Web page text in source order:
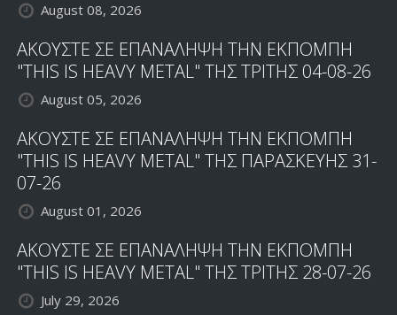
August 08, 2026
ΑΚΟΥΣΤΕ ΣΕ ΕΠΑΝΑΛΗΨΗ ΤΗΝ ΕΚΠΟΜΠΗ
"THIS IS HEAVY METAL" ΤΗΣ ΤΡΙΤΗΣ 04-08-26
August 05, 2026
ΑΚΟΥΣΤΕ ΣΕ ΕΠΑΝΑΛΗΨΗ ΤΗΝ ΕΚΠΟΜΠΗ
"THIS IS HEAVY METAL" ΤΗΣ ΠΑΡΑΣΚΕΥΗΣ 31-
07-26
August 01, 2026
ΑΚΟΥΣΤΕ ΣΕ ΕΠΑΝΑΛΗΨΗ ΤΗΝ ΕΚΠΟΜΠΗ
"THIS IS HEAVY METAL" ΤΗΣ ΤΡΙΤΗΣ 28-07-26
July 29, 2026